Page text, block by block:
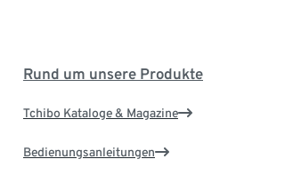
Rund um unsere Produkte
Tchibo Kataloge & Magazine
Bedienungsanleitungen